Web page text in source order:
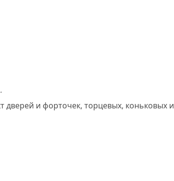
дверей и форточек, торцевых, коньковых и